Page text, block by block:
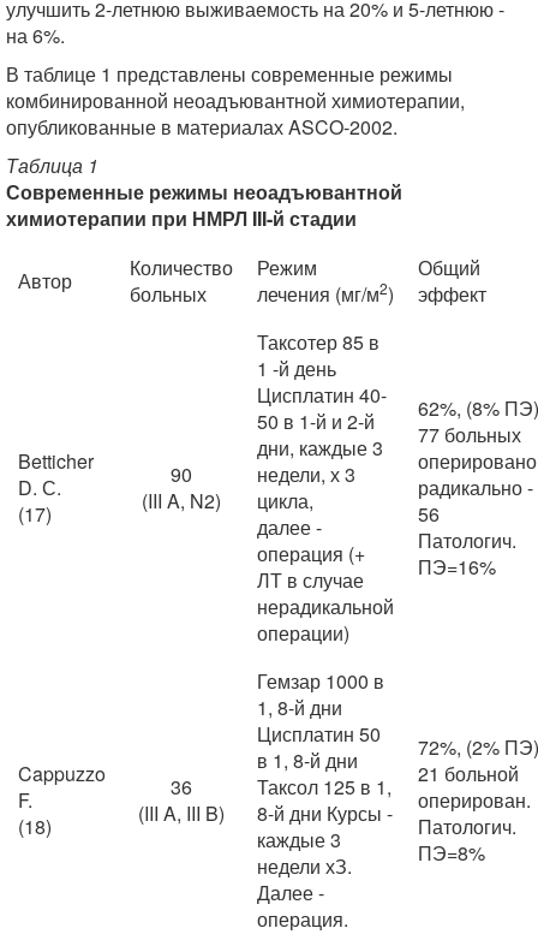
улучшить 2-летнюю выживаемость на 20% и 5-летнюю -
на 6%.
В таблице 1 представлены современные режимы
комбинированной неоадъювантной химиотерапии,
опубликованные в материалах ASCO-2002.
Таблица 1
Современные режимы неоадъювантной
химиотерапии при НМРЛ III-й стадии
Автор
Количество
больных
Режим
лечения (мг/м2)
Общий
эффект
Betticher
D. С.
(17)
90
(III A, N2)
Таксотер 85 в
1 -й день
Цисплатин 40-
50 в 1-й и 2-й
дни, каждые 3
недели, х 3
цикла,
далее -
операция (+
ЛТ в случае
нерадикальной
операции)
62%, (8% ПЭ)
77 больных
радикально -
56
Патологич.
ПЭ=16%
Cappuzzo
F.
(18)
36
(III A, III B)
Гемзар 1000 в
1, 8-й дни
Цисплатин 50
в 1, 8-й дни
Таксол 125 в 1,
8-й дни Курсы -
каждые 3
недели хЗ.
Далее -
операция.
72%, (2% ПЭ)
21 больной
оперирован.
Патологич.
ПЭ=8%